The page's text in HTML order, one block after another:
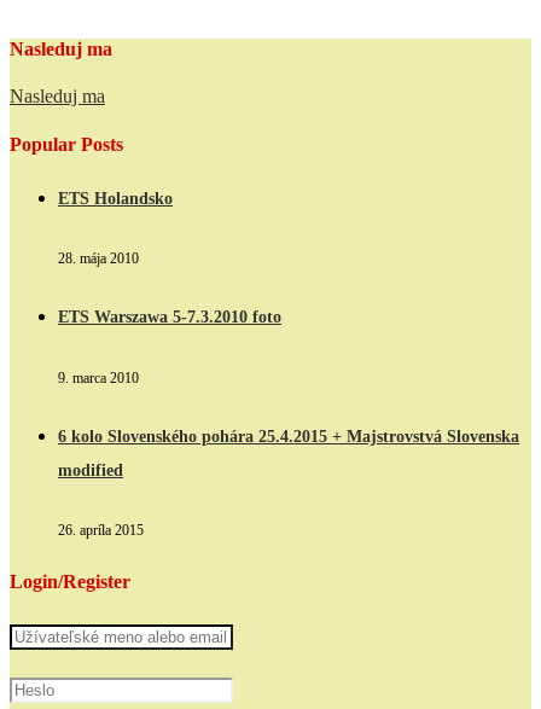
Nasleduj ma
Nasleduj ma
Popular Posts
ETS Holandsko
28. mája 2010
ETS Warszawa 5-7.3.2010 foto
9. marca 2010
6 kolo Slovenského pohára 25.4.2015 + Majstrovstvá Slovenska
modified
26. apríla 2015
Login/Register